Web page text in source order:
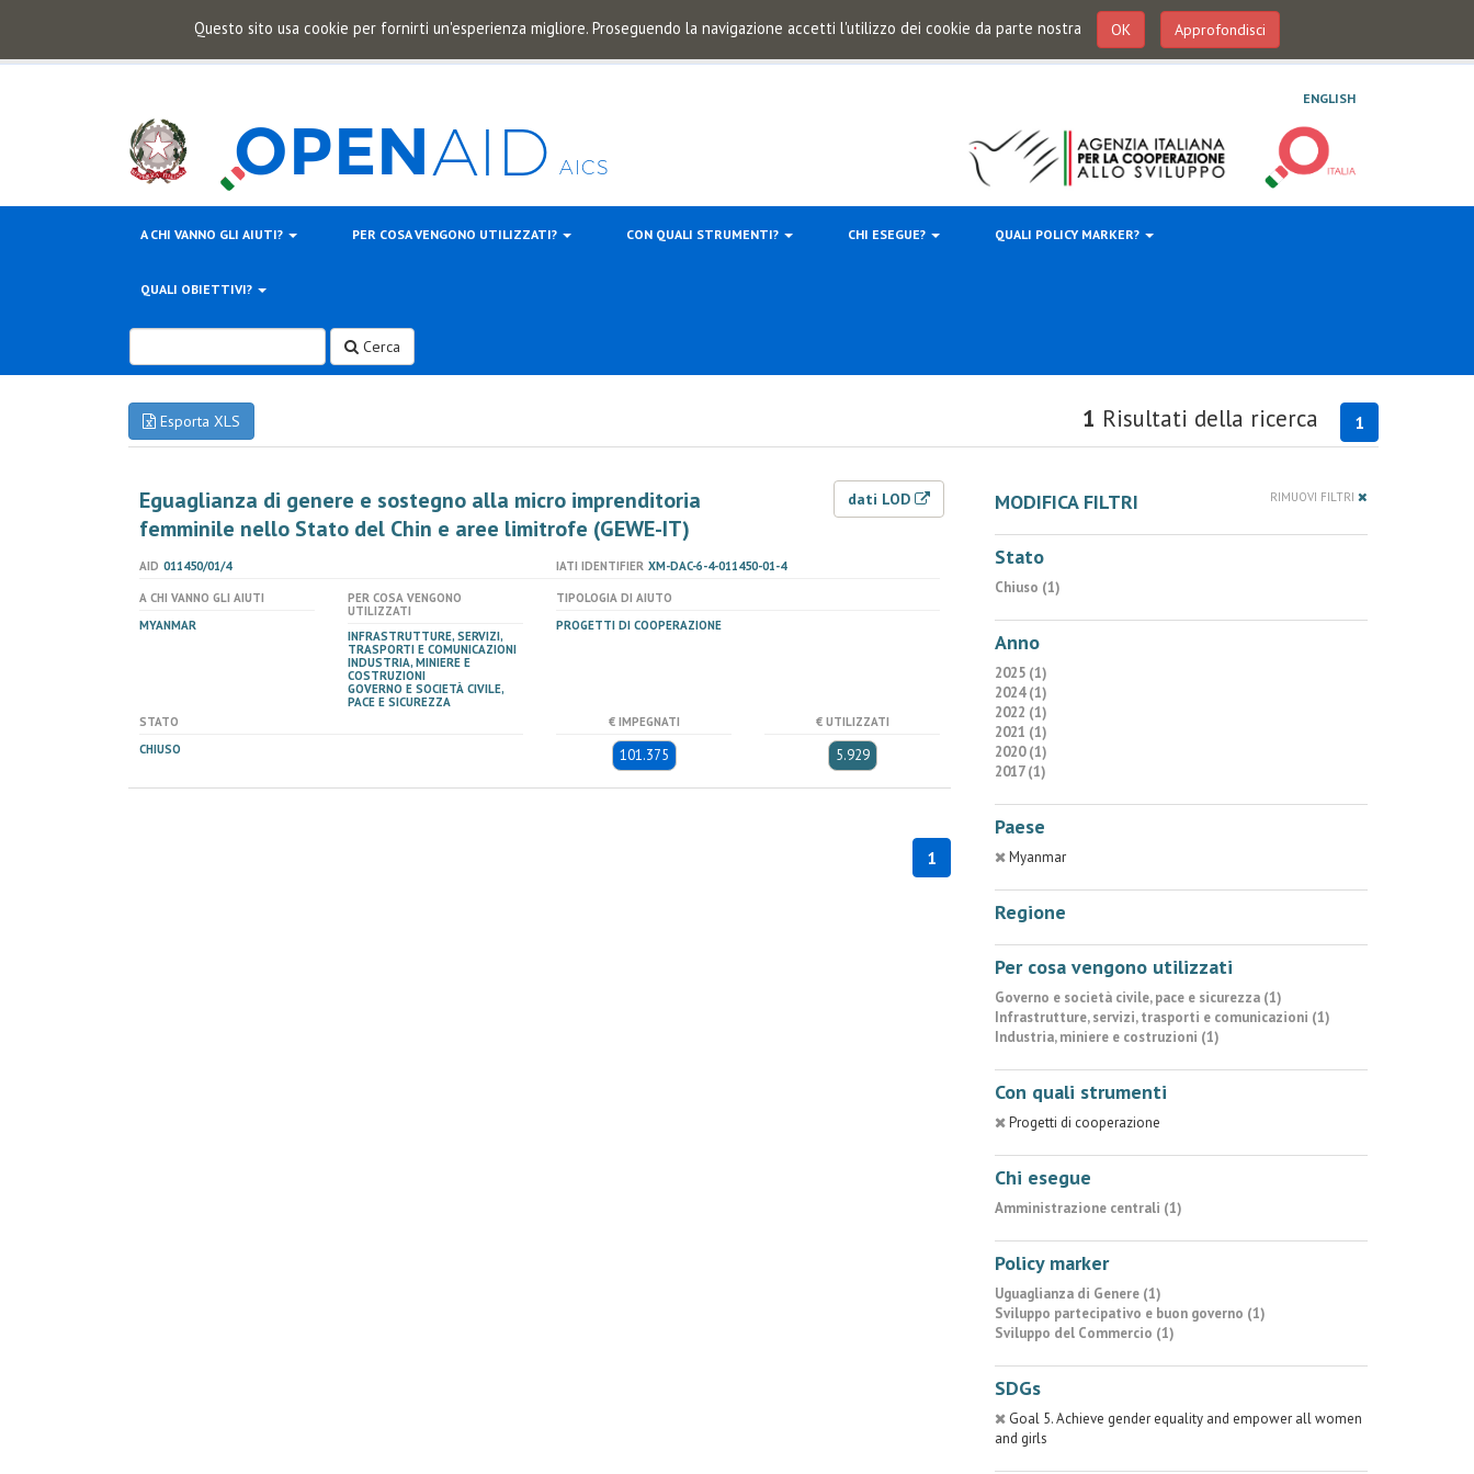
Questo sito usa cookie per fornirti un'esperienza migliore. Proseguendo la navigazione accetti l'utilizzo dei cookie da parte nostra OK Approfondisci
ENGLISH
A CHI VANNO GLI AIUTI? PER COSA VENGONO UTILIZZATI? CON QUALI STRUMENTI? CHI ESEGUE? QUALI POLICY MARKER?
QUALI OBIETTIVI?
Cerca
Esporta XLS 1
1 Risultati della ricerca
Eguaglianza di genere e sostegno alla micro imprenditoria
femminile nello Stato del Chin e aree limitrofe (GEWE-IT)
dati LOD
AID 011450/01/4 IATI IDENTIFIER XM-DAC-6-4-011450-01-4
A CHI VANNO GLI AIUTI
MYANMAR
PER COSA VENGONO
UTILIZZATI
INFRASTRUTTURE, SERVIZI,
TRASPORTI E COMUNICAZIONI
INDUSTRIA, MINIERE E
COSTRUZIONI
GOVERNO E SOCIETÀ CIVILE,
PACE E SICUREZZA
TIPOLOGIA DI AIUTO
PROGETTI DI COOPERAZIONE
STATO
CHIUSO
€ IMPEGNATI
101.375
€ UTILIZZATI
5.929
1
MODIFICA FILTRI RIMUOVI FILTRI
Stato
Chiuso (1)
Anno
2025 (1)
2024 (1)
2022 (1)
2021 (1)
2020 (1)
2017 (1)
Paese
Myanmar
Regione
Per cosa vengono utilizzati
Governo e società civile, pace e sicurezza (1)
Infrastrutture, servizi, trasporti e comunicazioni (1)
Industria, miniere e costruzioni (1)
Con quali strumenti
Progetti di cooperazione
Chi esegue
Amministrazione centrali (1)
Policy marker
Uguaglianza di Genere (1)
Sviluppo partecipativo e buon governo (1)
Sviluppo del Commercio (1)
SDGs
Goal 5. Achieve gender equality and empower all women
and girls